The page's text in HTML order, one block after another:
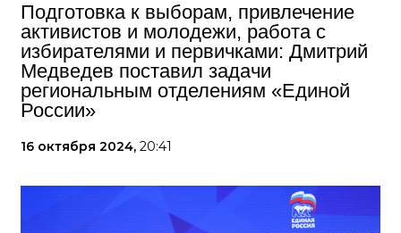
Подготовка к выборам, привлечение
активистов и молодежи, работа с
избирателями и первичками: Дмитрий
Медведев поставил задачи
региональным отделениям «Единой
России»
16 октября 2024, 20:41